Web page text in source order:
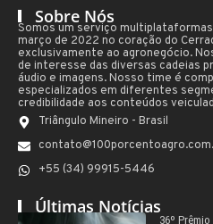
Sobre Nós
Somos um serviço
março de 2022 no coração do
exclusivamente ao agronegócio.
de interesse das diversas cadeias
áudio e imagens. Nosso time é
especializados em diferentes
credibilidade aos conteúdos
Triângulo Mineiro - Brasil
+55 (34) 99915-5446
Últimas Notícias
36º